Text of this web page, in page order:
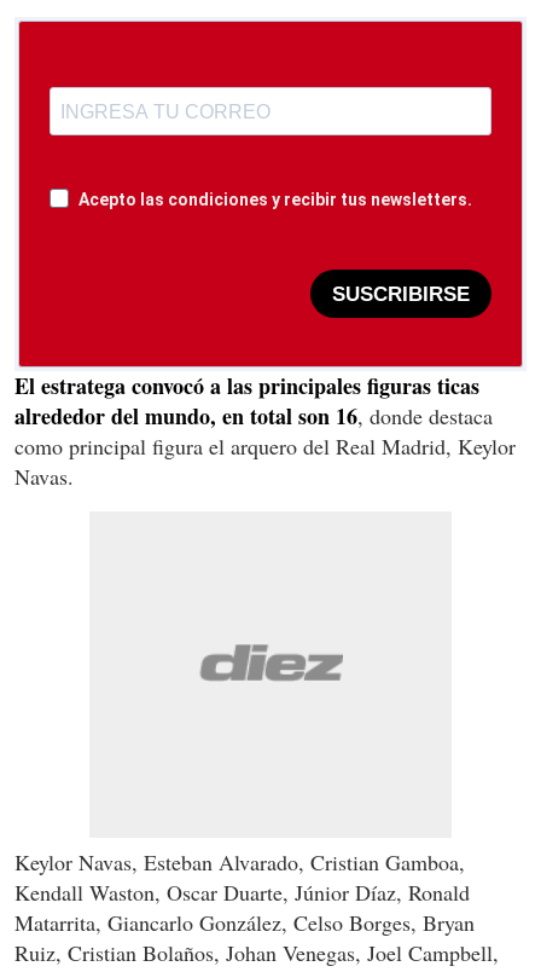
Acepto las condiciones y recibir tus newsletters.
SUSCRIBIRSE
El estratega convocó a las principales figuras ticas
alrededor del mundo, en total son 16, donde destaca
como principal figura el arquero del Real Madrid, Keylor
Navas.
Keylor Navas, Esteban Alvarado, Cristian Gamboa,
Kendall Waston, Oscar Duarte, Júnior Díaz, Ronald
Matarrita, Giancarlo González, Celso Borges, Bryan
Ruiz, Cristian Bolaños, Johan Venegas, Joel Campbell,